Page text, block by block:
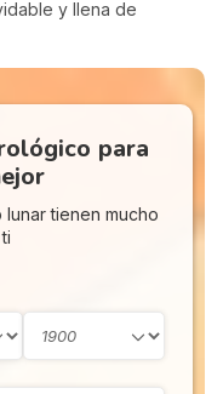
y llena de
para
tienen mucho